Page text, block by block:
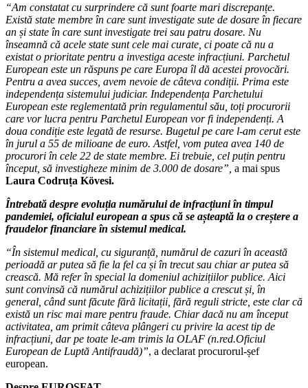
“Am constatat cu surprindere că sunt foarte mari discrepanțe.
Există state membre în care sunt investigate sute de dosare în fiecare
an și state în care sunt investigate trei sau patru dosare. Nu
înseamnă că acele state sunt cele mai curate, ci poate că nu a
existat o prioritate pentru a investiga aceste infracțiuni. Parchetul
European este un răspuns pe care Europa îl dă acestei provocări.
Pentru a avea succes, avem nevoie de câteva condiții. Prima este
independența sistemului judiciar. Independența Parchetului
European este reglementată prin regulamentul său, toți procurorii
care vor lucra pentru Parchetul European vor fi independenți. A
doua condiție este legată de resurse. Bugetul pe care l-am cerut este
în jurul a 55 de milioane de euro. Astfel, vom putea avea 140 de
procurori în cele 22 de state membre. Ei trebuie, cel puțin pentru
început, să investigheze minim de 3.000 de dosare”, a mai spus
Laura Codruța Kövesi.
Întrebată despre evoluția numărului de infracțiuni în timpul
pandemiei, oficialul european a spus că se așteaptă la o creștere a
fraudelor financiare în sistemul medical.
“În sistemul medical, cu siguranță, numărul de cazuri în această
perioadă ar putea să fie la fel ca și în trecut sau chiar ar putea să
crească. Mă refer în special la domeniul achizițiilor publice. Aici
sunt convinsă că numărul achizițiilor publice a crescut și, în
general, când sunt făcute fără licitații, fără reguli stricte, este clar că
există un risc mai mare pentru fraude. Chiar dacă nu am început
activitatea, am primit câteva plângeri cu privire la acest tip de
infracțiuni, dar pe toate le-am trimis la OLAF (n.red.Oficiul
European de Luptă Antifraudă)”, a declarat procurorul-șef
european.